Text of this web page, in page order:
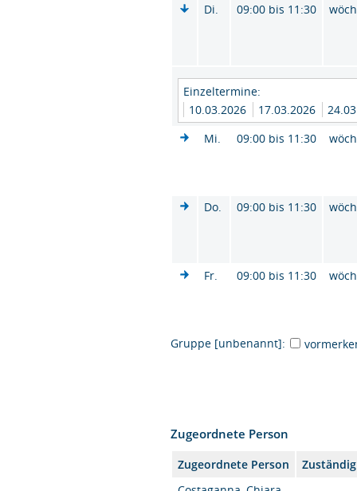
Di. 09:00 bis 11:30
Einzeltermine:
10.03.2026
17.03.2026
Mi.
09:00 bis 11:30
Do. 09:00 bis 11:30
Fr. 09:00 bis 11:30
Gruppe [unbenannt]:
Zugeordnete Person
Zugeordnete Person